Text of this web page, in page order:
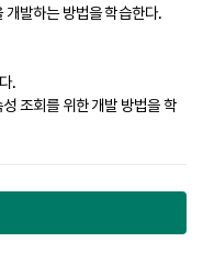
개발하는 방법을 학습한다.
.
조회를 위한 개발 방법을 학